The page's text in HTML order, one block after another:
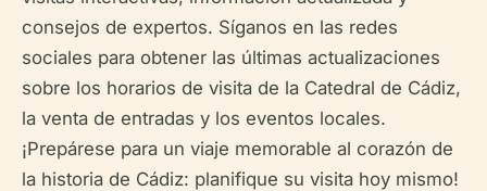
consejos de expertos. Síganos en las redes
sociales para obtener las últimas actualizaciones
sobre los horarios de visita de la Catedral de Cádiz,
la venta de entradas y los eventos locales.
¡Prepárese para un viaje memorable al corazón de
la historia de Cádiz: planifique su visita hoy mismo!